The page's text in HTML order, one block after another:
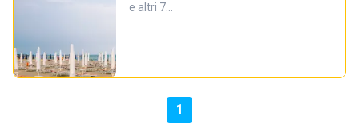
e altri 7…
1